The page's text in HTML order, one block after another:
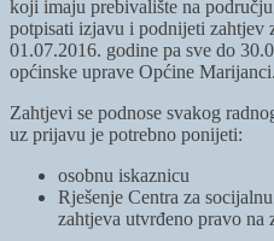
koji imaju prebivalište na
potpisati izjavu i podnijeti zahtjev
01.07.2016. godine pa sve do
općinske uprave Općine Marijanci.
Zahtjevi se podnose svakog
uz prijavu je potrebno ponijeti:
osobnu iskaznicu
Rješenje Centra za
zahtjeva utvrđeno pravo na